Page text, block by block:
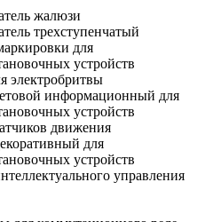
жалюзи
трехступенчатый
для
устройств
электробритвы
информационный для
устройств
движения
для
устройств
управления